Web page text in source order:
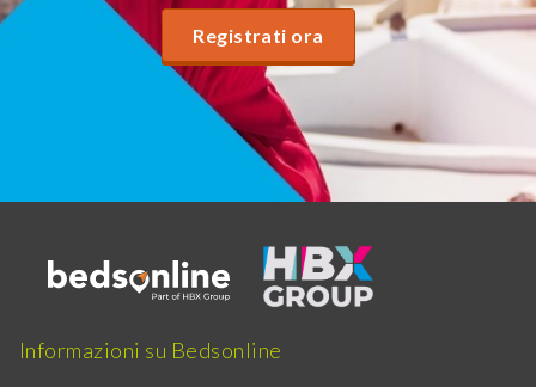
Registrati ora
Informazioni su Bedsonline